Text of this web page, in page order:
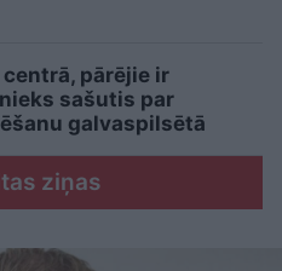
pārējie ir
sašutis par
galvaspilsētā
ziņas